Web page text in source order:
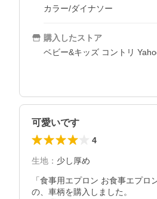
カラー/ダイナソー
購入したストア
ベビー&キッズ コントリ
可愛いです
4
生地 ： 少し厚め
「食事用エプロン お食事エプ
の、車柄を購入しました。